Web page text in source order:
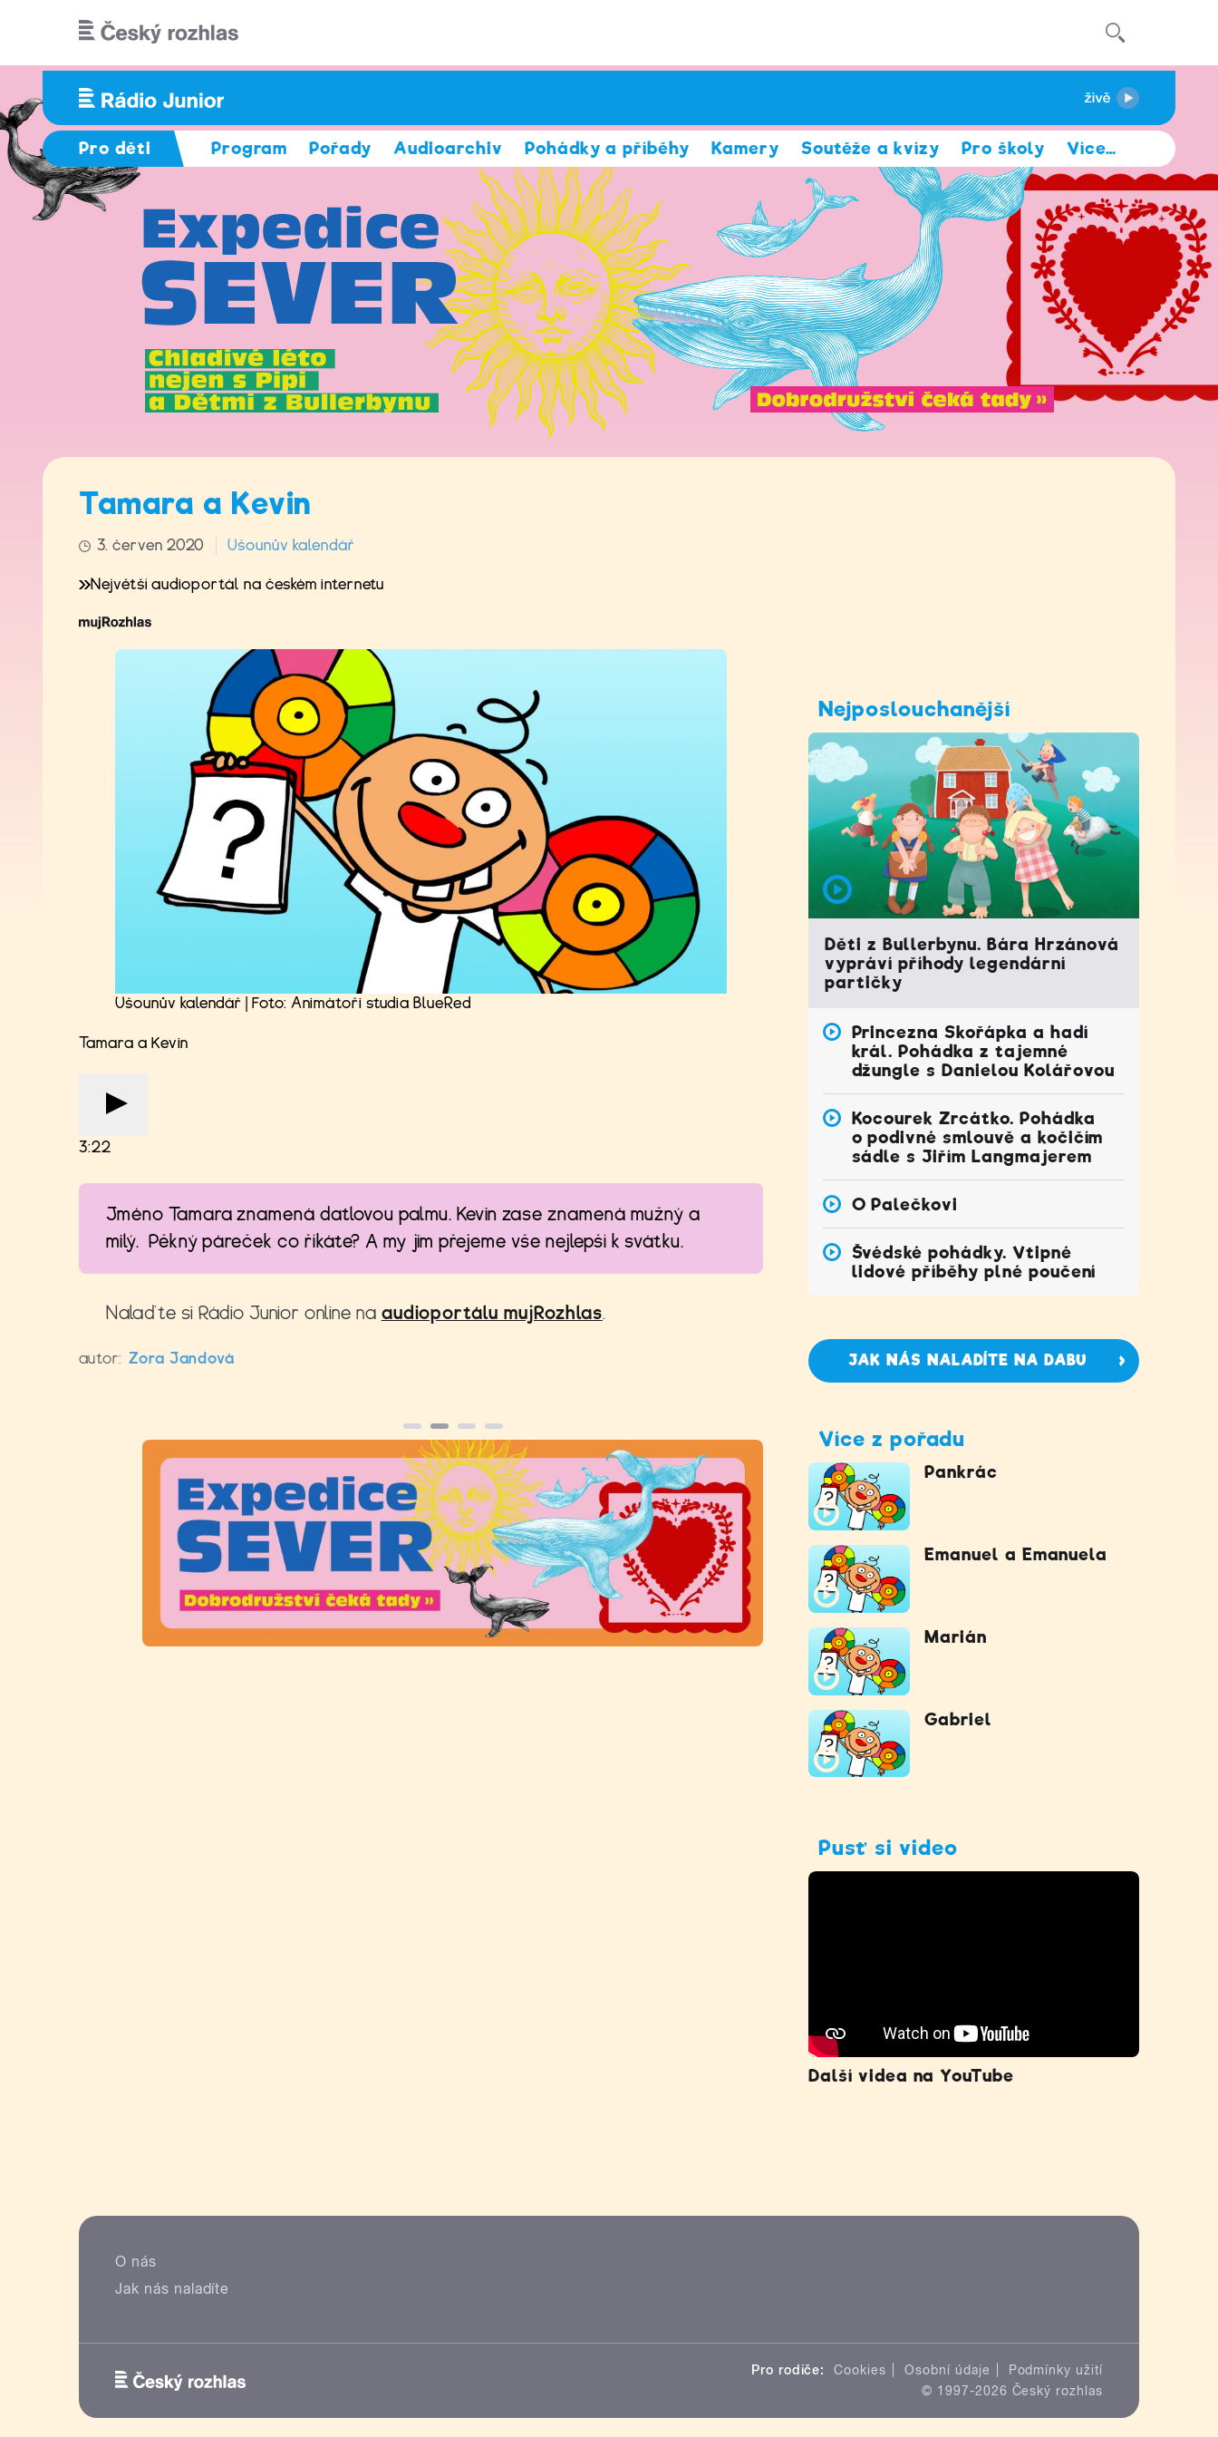
Pro děti Program Pořady Audioarchiv Pohádky a příběhy Kamery Soutěže a kvízy Pro školy Více…
Tamara a Kevin
3. červen 2020 Ušounův kalendář
Největší audioportál na českém internetu
Ušounův kalendář | Foto: Animátoři studia BlueRed
Tamara a Kevin
3:22
Jméno Tamara znamená datlovou palmu. Kevin zase znamená mužný a
milý. Pěkný páreček co říkáte? A my jim přejeme vše nejlepší k svátku.
Nalaďte si Rádio Junior online na audioportálu mujRozhlas.
autor: Zora Jandová
Nejposlouchanější
Děti z Bullerbynu. Bára Hrzánová
vypráví příhody legendární
partičky
Princezna Skořápka a hadí
král. Pohádka z tajemné
džungle s Danielou Kolářovou
Kocourek Zrcátko. Pohádka
o podivné smlouvě a kočičím
sádle s Jiřím Langmajerem
O Palečkovi
Švédské pohádky. Vtipné
lidové příběhy plné poučení
JAK NÁS NALADÍTE NA DABU
Více z pořadu
Pankrác
Emanuel a Emanuela
Marián
Gabriel
Pusť si video
Další videa na YouTube
O nás
Jak nás naladíte
Pro rodiče: Cookies Osobní údaje
Podmínky užití
© 1997-2026 Český rozhlas